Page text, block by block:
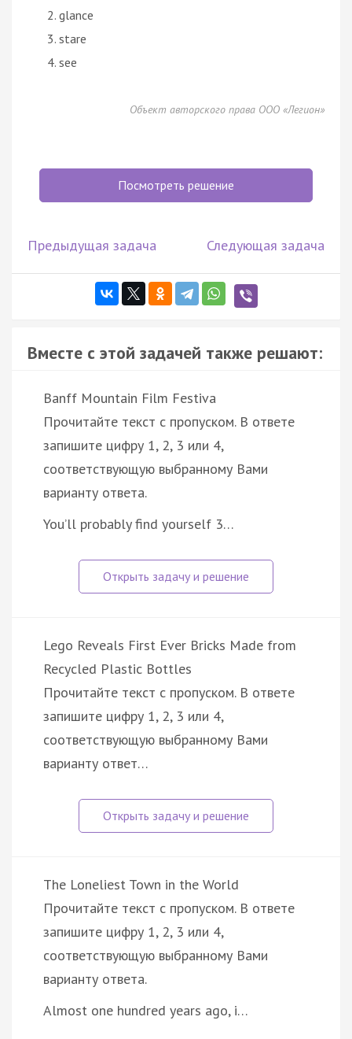
glance
stare
see
Объект авторского права ООО «Легион»
Посмотреть решение
Предыдущая задача Следующая задача
Вместе с этой задачей также решают:
Banff Mountain Film Festiva
Прочитайте текст с пропуском. В ответе
запишите цифру 1, 2, 3 или 4,
соответствующую выбранному Вами
варианту ответа.
You’ll probably find yourself 3…
Lego Reveals First Ever Bricks Made from
Recycled Plastic Bottles
Прочитайте текст с пропуском. В ответе
запишите цифру 1, 2, 3 или 4,
соответствующую выбранному Вами
варианту ответ…
The Loneliest Town in the World
Прочитайте текст с пропуском. В ответе
запишите цифру 1, 2, 3 или 4,
соответствующую выбранному Вами
варианту ответа.
Almost one hundred years ago, i…